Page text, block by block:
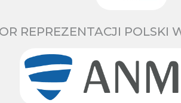
REPREZENTACJI POLSKI